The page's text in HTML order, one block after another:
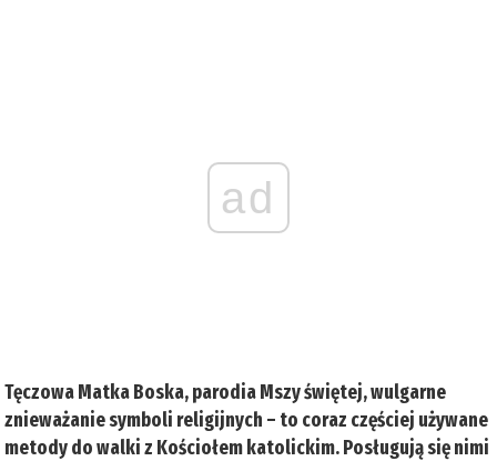
ad
Tęczowa Matka Boska, parodia Mszy świętej, wulgarne
znieważanie symboli religijnych – to coraz częściej używane
metody do walki z Kościołem katolickim. Posługują się nimi